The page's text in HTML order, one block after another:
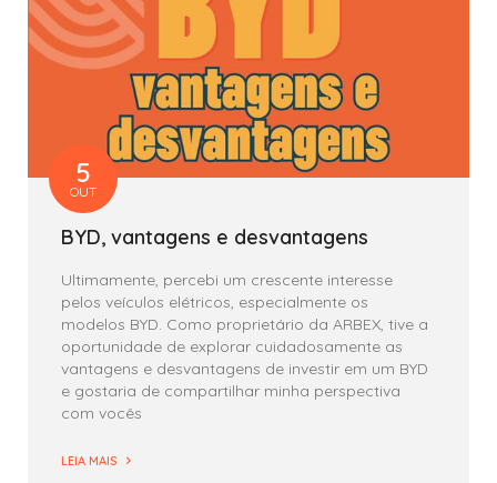
5
OUT
BYD, vantagens e desvantagens
Ultimamente, percebi um crescente interesse
pelos veículos elétricos, especialmente os
modelos BYD. Como proprietário da ARBEX, tive a
oportunidade de explorar cuidadosamente as
vantagens e desvantagens de investir em um BYD
e gostaria de compartilhar minha perspectiva
com vocês
LEIA MAIS